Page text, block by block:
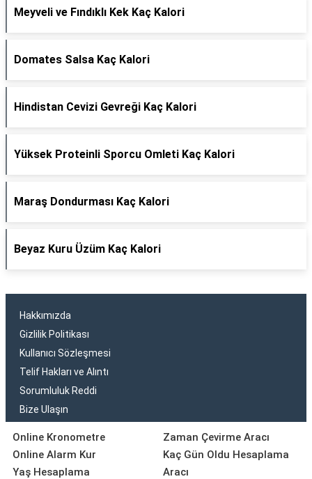
Meyveli ve Fındıklı Kek Kaç Kalori
Domates Salsa Kaç Kalori
Hindistan Cevizi Gevreği Kaç Kalori
Yüksek Proteinli Sporcu Omleti Kaç Kalori
Maraş Dondurması Kaç Kalori
Beyaz Kuru Üzüm Kaç Kalori
Hakkımızda
Gizlilik Politikası
Kullanıcı Sözleşmesi
Telif Hakları ve Alıntı
Sorumluluk Reddi
Bize Ulaşın
Online Kronometre
Online Alarm Kur
Yaş Hesaplama
Zaman Çevirme Aracı
Kaç Gün Oldu Hesaplama
Aracı